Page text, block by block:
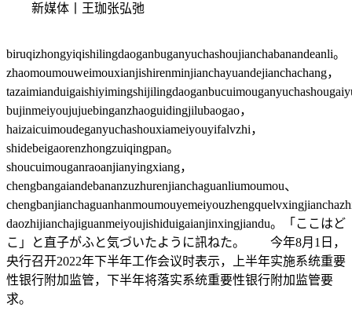
新媒体丨王珈张弘弛
biruqizhongyiqishilingdaoganbuganyuchashoujianchabanandeanli。
zhaomoumouweimouxianjishirenminjianchayuandejianchachang，
bujinmeiyoujujuebinganzhaoguidingjilubaogao，
haizaicuimoudeganyuchashouxiameiyouyifalvzhi，
shidebeigaorenzhongzuiqingpan。
shoucuimouganraoanjianyingxiang，
chengbangaiandebananzuzhurenjianchaguanliumoumou、
daozhijianchajiguanmeiyoujishiduigaianjinxingjiandu。「ここはど
こ」と直子がふと気づいたように訊ねた。 今年8月1日，
央行召开2022年下半年工作会议时表示，上半年实施系统重要
性银行附加监管，下半年将落实系统重要性银行附加监管要
求。